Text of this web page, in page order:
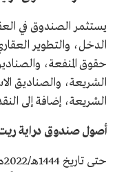
يستثمر الصندوق في
الدخل، والتطوير
حقوق المنفعة،
الشريعة، والصناديق
الشريعة، إضافة إلى
أصول صندوق دراية